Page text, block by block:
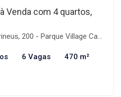
Venda com 4 quartos,
200 - Parque Village Castelo, Itu-SP
6 Vagas 470 m²